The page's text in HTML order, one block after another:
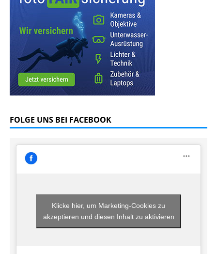
FOLGE UNS BEI FACEBOOK
Klicke hier, um Marketing-Cookies zu
akzeptieren und diesen Inhalt zu aktivieren